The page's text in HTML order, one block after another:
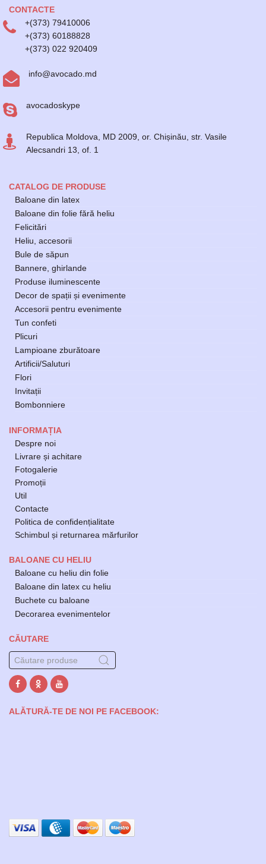
CONTACTE
+(373) 79410006
+(373) 60188828
+(373) 022 920409
info@avocado.md
avocadoskype
Republica Moldova, MD 2009, or. Chișinău, str. Vasile
Alecsandri 13, of. 1
CATALOG DE PRODUSE
Baloane din latex
Baloane din folie fără heliu
Felicitări
Heliu, accesorii
Bule de săpun
Bannere, ghirlande
Produse iluminescente
Decor de spații și evenimente
Accesorii pentru evenimente
Tun confeti
Plicuri
Lampioane zburătoare
Artificii/Saluturi
Flori
Invitații
Bombonniere
INFORMAȚIA
Despre noi
Livrare și achitare
Fotogalerie
Promoții
Util
Contacte
Politica de confidențialitate
Schimbul și returnarea mărfurilor
BALOANE CU HELIU
Baloane cu heliu din folie
Baloane din latex cu heliu
Buchete cu baloane
Decorarea evenimentelor
CĂUTARE
ALĂTURĂ-TE DE NOI PE FACEBOOK: